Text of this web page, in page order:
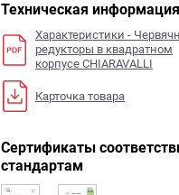
Техническая информация
Характеристики -
редукторы в квадратном
корпусе CHIARAVALLI
Карточка товара
Сертификаты
стандартам